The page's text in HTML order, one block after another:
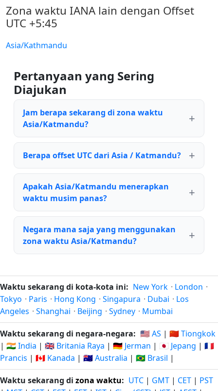
Zona waktu IANA lain dengan Offset
UTC +5:45
Asia/Kathmandu
Pertanyaan yang Sering
Diajukan
Jam berapa sekarang di zona waktu
Asia/Katmandu?
Berapa offset UTC dari Asia / Katmandu?
Apakah Asia/Katmandu menerapkan
waktu musim panas?
Negara mana saja yang menggunakan
zona waktu Asia/Katmandu?
Waktu sekarang di kota-kota ini: New York · London ·
Tokyo · Paris · Hong Kong · Singapura · Dubai · Los
Angeles · Shanghai · Beijing · Sydney · Mumbai
Waktu sekarang di negara-negara: 🇺🇸 AS | 🇨🇳 Tiongkok
| 🇮🇳 India | 🇬🇧 Britania Raya | 🇩🇪 Jerman | 🇯🇵 Jepang | 🇫🇷
Prancis | 🇨🇦 Kanada | 🇦🇺 Australia | 🇧🇷 Brasil |
Waktu sekarang di zona waktu: UTC | GMT | CET | PST